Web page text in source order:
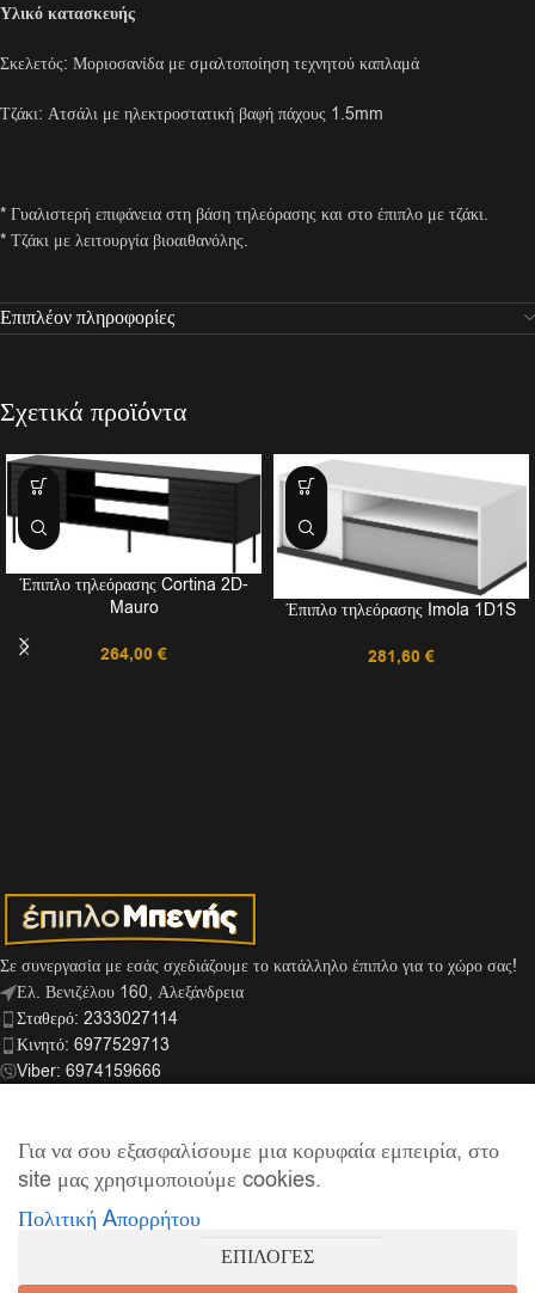
Υλικό κατασκευής
Σκελετός: Μοριοσανίδα με σμαλτοποίηση τεχνητού καπλαμά
Τζάκι: Ατσάλι με ηλεκτροστατική βαφή πάχους 1.5mm
* Γυαλιστερή επιφάνεια στη βάση τηλεόρασης και στο έπιπλο με τζάκι.
* Τζάκι με λειτουργία βιοαιθανόλης.
Επιπλέον πληροφορίες
Σχετικά προϊόντα
Έπιπλο τηλεόρασης Cortina 2D-
Mauro
264,00 €
Έπιπλο τηλεόρασης Imola 1D1S
281,60 €
Σε συνεργασία με εσάς σχεδιάζουμε το κατάλληλο έπιπλο για το χώρο σας!
Ελ. Βενιζέλου 160, Αλεξάνδρεια
Σταθερό: 2333027114
Κινητό: 6977529713
Viber: 6974159666
ΣΎΝΔΕΣΜΟΙ
ΠΛΗΡΟΦΟΡΊΕΣ
Έπιπλο Μπενής| Supported by
Για να σου εξασφαλίσουμε μια κορυφαία εμπειρία, στο
site μας χρησιμοποιούμε cookies.
Πολιτική Aπορρήτου
ΕΠΙΛΟΓΕΣ